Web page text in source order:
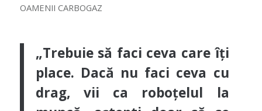
OAMENII CARBOGAZ
„Trebuie să faci ceva care îți
place. Dacă nu faci ceva cu
drag, vii ca roboțelul la